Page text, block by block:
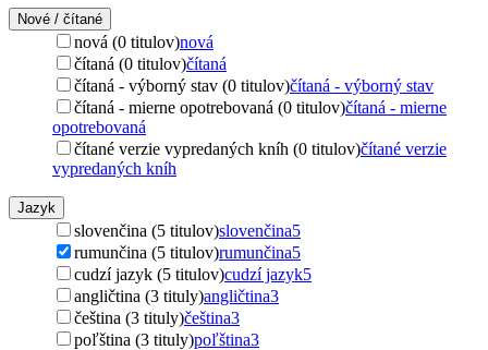
Nové / čítané
nová (0 titulov)nová
čítaná (0 titulov)čítaná
čítaná - výborný stav (0 titulov)čítaná - výborný stav
čítaná - mierne opotrebovaná (0 titulov)čítaná - mierne
opotrebovaná
čítané verzie vypredaných kníh (0 titulov)čítané verzie
vypredaných kníh
Jazyk
slovenčina (5 titulov)slovenčina5
rumunčina (5 titulov)rumunčina5
cudzí jazyk (5 titulov)cudzí jazyk5
angličtina (3 tituly)angličtina3
čeština (3 tituly)čeština3
poľština (3 tituly)poľština3